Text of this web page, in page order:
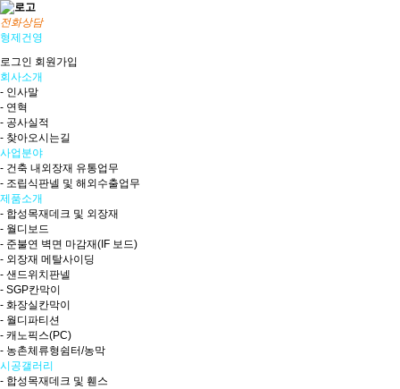
전화상담
형제건영
로그인 회원가입
회사소개
- 인사말
- 연혁
- 공사실적
- 찾아오시는길
사업분야
- 건축 내외장재 유통업무
- 조립식판넬 및 해외수출업무
제품소개
- 합성목재데크 및 외장재
- 월디보드
- 준불연 벽면 마감재(IF 보드)
- 외장재 메탈사이딩
- 샌드위치판넬
- SGP칸막이
- 화장실칸막이
- 월디파티션
- 캐노픽스(PC)
- 농촌체류형쉼터/농막
시공갤러리
- 합성목재데크 및 휀스